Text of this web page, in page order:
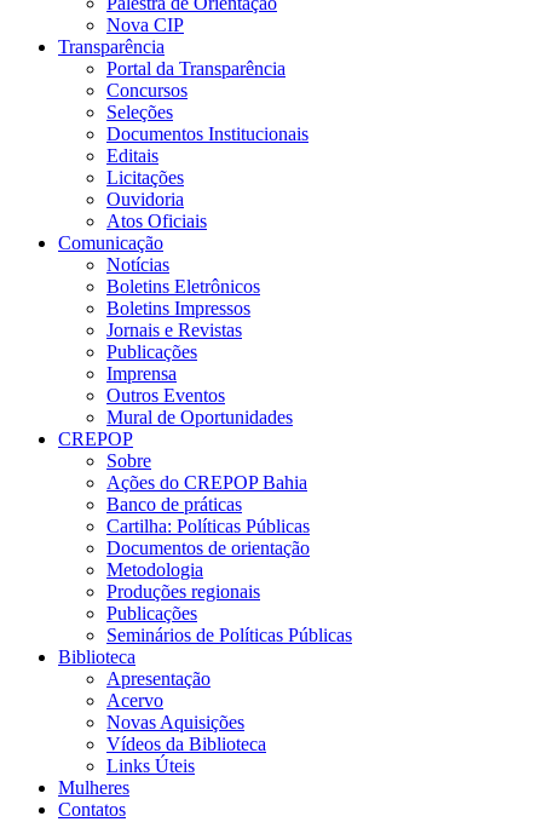
Nova CIP
Transparência
Portal da Transparência
Concursos
Seleções
Documentos Institucionais
Editais
Licitações
Ouvidoria
Atos Oficiais
Comunicação
Notícias
Boletins Eletrônicos
Boletins Impressos
Jornais e Revistas
Publicações
Imprensa
Outros Eventos
Mural de Oportunidades
CREPOP
Sobre
Ações do CREPOP Bahia
Banco de práticas
Cartilha: Políticas Públicas
Documentos de orientação
Metodologia
Produções regionais
Publicações
Seminários de Políticas Públicas
Biblioteca
Apresentação
Acervo
Novas Aquisições
Vídeos da Biblioteca
Links Úteis
Mulheres
Contatos